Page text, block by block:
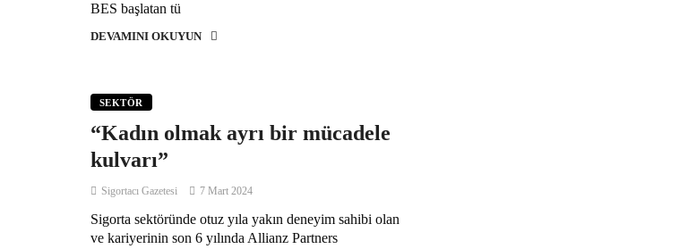
BES başlatan tü
DEVAMINI OKUYUN
SEKTÖR
“Kadın olmak ayrı bir mücadele
kulvarı”
Sigortacı Gazetesi 7 Mart 2024
Sigorta sektöründe otuz yıla yakın deneyim sahibi olan
ve kariyerinin son 6 yılında Allianz Partners